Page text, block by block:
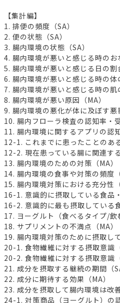
【集計編】
1. 排便の頻度（SA）
2. 便の状態（SA）
3. 腸内環境の状態（SA）
4. 腸内環境が悪いと感じる時のお
5. 腸内環境が悪いと感じる日の割
6. 腸内環境が悪いと感じる時の体
7. 腸内環境が悪いと感じる時の肌
8. 腸内環境が悪い原因（MA）
9. 腸内環境の悪化が体に及ぼす悪
10. 腸内フローラ検査の認知率・
11. 腸内環境に関するアプリの認
12-1. これまでに患ったことのあ
12-2. 現在患っている腸に関連す
13. 腸内環境のための対策（MA）
14. 腸内環境の食事や対策の頻度（
15. 腸内環境対策における充分性（
16-1. 意識的に摂取している食品
16-2. 意識的に最も摂取している
17. ヨーグルト（食べるタイプ/飲
18. サプリメントの不満点（MA）
19. 腸内環境対策のために摂取し
20-1. 食物繊維に対する摂取意識（
20-2. 食物繊維に対する摂取意識（
21. 成分を摂取する継続の期間（
22. 成分に期待する効果（MA）
23. 成分を摂取して腸内環境は改
24-1. 対策商品（ヨーグルト）の